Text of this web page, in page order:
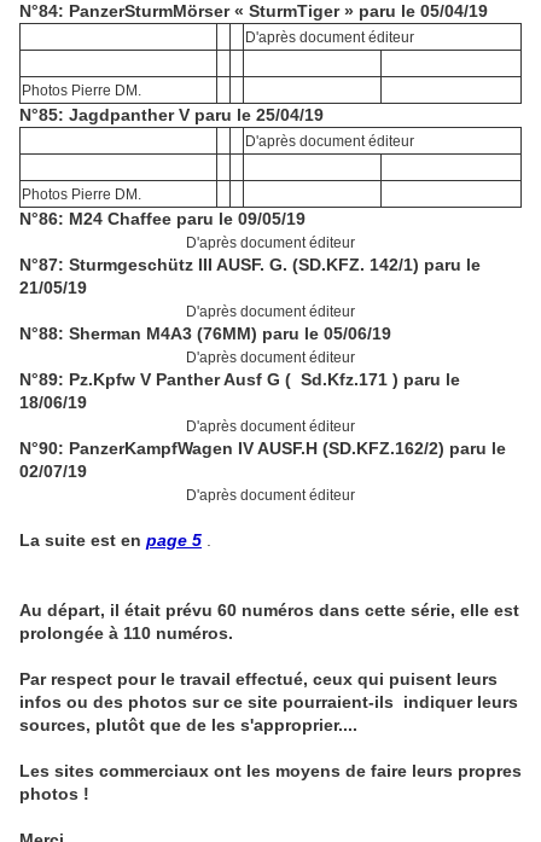
N°84: PanzerSturmMörser « SturmTiger » paru le 05/04/19
D'après document éditeur
Photos Pierre DM.
N°85: Jagdpanther V paru le 25/04/19
D'après document éditeur
Photos Pierre DM.
N°86: M24 Chaffee paru le 09/05/19
D'après document éditeur
N°87: Sturmgeschütz III AUSF. G. (SD.KFZ. 142/1) paru le
21/05/19
D'après document éditeur
N°88: Sherman M4A3 (76MM) paru le 05/06/19
D'après document éditeur
N°89: Pz.Kpfw V Panther Ausf G ( Sd.Kfz.171 ) paru le
18/06/19
D'après document éditeur
N°90: PanzerKampfWagen IV AUSF.H (SD.KFZ.162/2) paru le
02/07/19
D'après document éditeur
La suite est en page 5
Au départ, il était prévu 60 numéros dans cette série, elle est
prolongée à 110 numéros.
Par respect pour le travail effectué, ceux qui puisent leurs
infos ou des photos sur ce site pourraient-ils indiquer leurs
sources, plutôt que de les s'approprier....
Les sites commerciaux ont les moyens de faire leurs propres
photos !